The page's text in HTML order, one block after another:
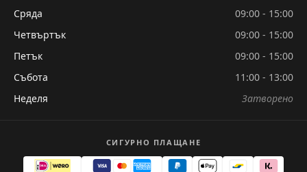
Сряда
09:00 - 15:00
Четвъртък
09:00 - 15:00
Петък
09:00 - 15:00
Събота
11:00 - 13:00
Неделя
Затворено
СИГУРНО ПЛАЩАНЕ